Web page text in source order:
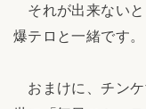
それが出来ない
爆テロと一緒です。
おまけに、チンケ